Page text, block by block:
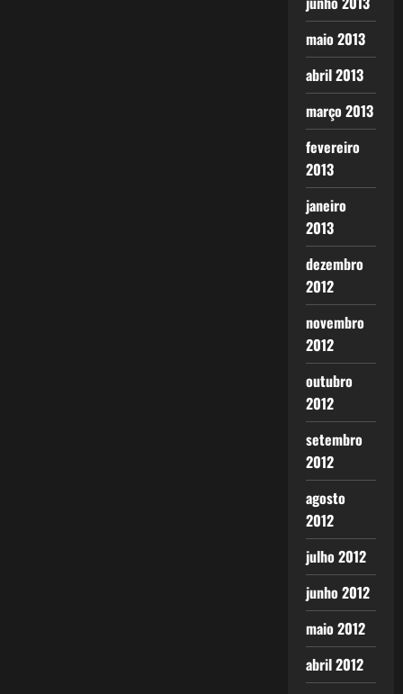
maio 2013
abril 2013
março 2013
fevereiro
2013
janeiro
2013
dezembro
2012
novembro
2012
outubro
2012
setembro
2012
agosto
2012
julho 2012
junho 2012
maio 2012
abril 2012